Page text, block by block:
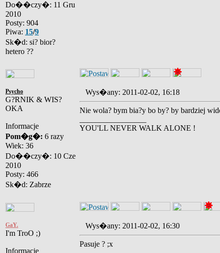
Do��czy�: 11 Gru
2010
Posty: 904
Piwa: 15/9
Sk�d: si? bior?
hetero ??
Psycho
G?RNIK & WIS?
OKA
Informacje
Pom�g�: 6 razy
Wiek: 36
Do��czy�: 10 Cze
2010
Posty: 466
Sk�d: Zabrze
Wys�any: 2011-02-02, 16:18
Nie wola? bym bia?y bo by? by bardziej
YOU'LL NEVER WALK ALONE !
GaY.
I'm TroO ;)
Informacje
Wys�any: 2011-02-02, 16:30
Pasuje ? ;x